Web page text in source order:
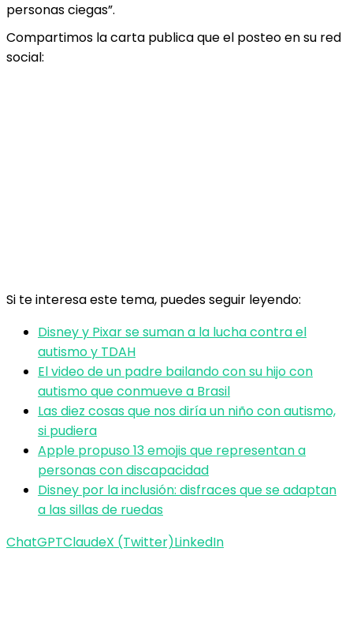
personas ciegas”.
Compartimos la carta publica que el posteo en su red
social:
Si te interesa este tema, puedes seguir leyendo:
Disney y Pixar se suman a la lucha contra el
autismo y TDAH
El video de un padre bailando con su hijo con
autismo que conmueve a Brasil
Las diez cosas que nos diría un niño con autismo,
si pudiera
Apple propuso 13 emojis que representan a
personas con discapacidad
Disney por la inclusión: disfraces que se adaptan
a las sillas de ruedas
ChatGPTClaudeX (Twitter)LinkedIn